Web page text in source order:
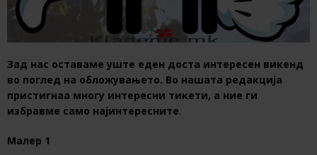
Зад нас оставаме уште еден доста интересен викенд
во поглед на обложувањето. Во нашата редакција
пристигнаа многу интересни тикети, а ние ги
избравме само најинтересните.
Малер 1